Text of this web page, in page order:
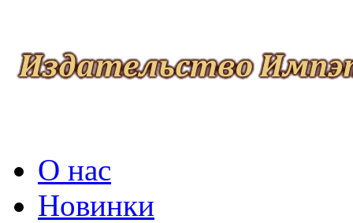
О нас
Новинки